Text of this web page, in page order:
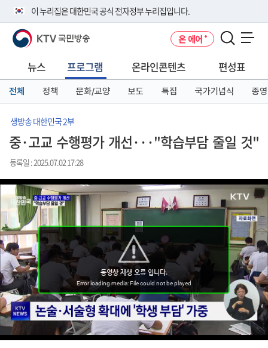
이 누리집은 대한민국 공식 전자정부 누리집입니다.
공식 누리집 주소 확인하기
니다.
이밖에 or.kr 또는 .kr등 다른 도메인 주소를 사용하고 있다면 아래 URL에
서 도메인 주소를 확인해 보세요
KTV 국민방송 온 에어
뉴스 프로그램 온라인콘텐츠 편성표
전체 정책 문화/교양 보도 특집 국가기념식 종영
생방송 대한민국 2부
중·고교 수행평가 개선···"학습부담 줄일 것"
등록일 : 2025.07.02 17:28